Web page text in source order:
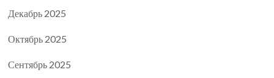
Декабрь 2025
Октябрь 2025
Сентябрь 2025